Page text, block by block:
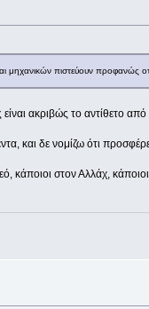
μηχανικών πιστεύουν προφανώς
ακριβώς το αντίθετο
και δε νομίζω ότι
κάποιοι στον Αλλάχ,